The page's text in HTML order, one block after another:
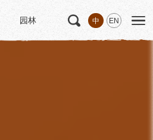
园林
中
EN